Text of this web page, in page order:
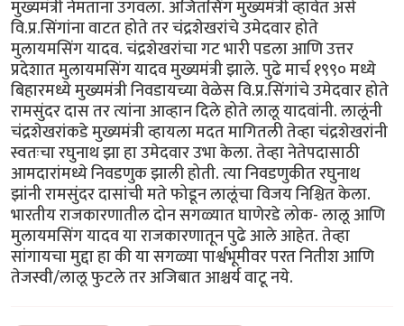
मुख्यमंत्री नेमताना उगवला. अजितसिंग मुख्यमंत्री व्हावेत असे
वि.प्र.सिंगांना वाटत होते तर चंद्रशेखरांचे उमेदवार होते
मुलायमसिंग यादव. चंद्रशेखरांचा गट भारी पडला आणि उत्तर
प्रदेशात मुलायमसिंग यादव मुख्यमंत्री झाले. पुढे मार्च १९९० मध्ये
बिहारमध्ये मुख्यमंत्री निवडायच्या वेळेस वि.प्र.सिंगांचे उमेदवार होते
रामसुंदर दास तर त्यांना आव्हान दिले होते लालू यादवांनी. लालूंनी
चंद्रशेखरांकडे मुख्यमंत्री व्हायला मदत मागितली तेव्हा चंद्रशेखरांनी
स्वतःचा रघुनाथ झा हा उमेदवार उभा केला. तेव्हा नेतेपदासाठी
आमदारांमध्ये निवडणुक झाली होती. त्या निवडणुकीत रघुनाथ
झांनी रामसुंदर दासांची मते फोडून लालूंचा विजय निश्चित केला.
भारतीय राजकारणातील दोन सगळ्यात घाणेरडे लोक- लालू आणि
मुलायमसिंग यादव या राजकारणातून पुढे आले आहेत. तेव्हा
सांगायचा मुद्दा हा की या सगळ्या पार्श्वभूमीवर परत नितीश आणि
तेजस्वी/लालू फुटले तर अजिबात आश्चर्य वाटू नये.